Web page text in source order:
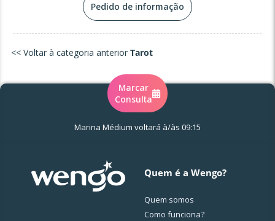
Pedido de informação
<< Voltar à categoria anterior Tarot
Marcar
Consulta
Marina Médium voltará à/às 09:15
Quem é a Wengo?
Quem somos
Como funciona?